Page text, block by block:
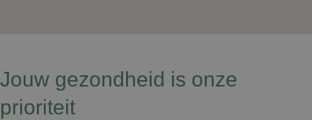
Jouw gezondheid is onze
prioriteit